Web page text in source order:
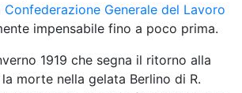
Confederazione Generale del Lavoro
impensabile fino a poco prima.
1919 che segna il ritorno alla
morte nella gelata Berlino di R.